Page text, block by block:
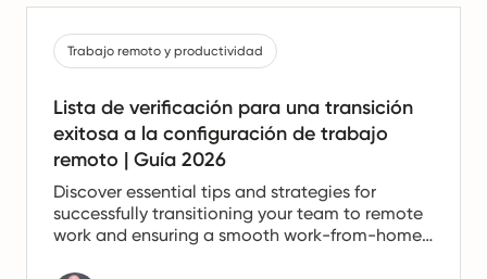
Trabajo remoto y productividad
Lista de verificación para una transición
exitosa a la configuración de trabajo
remoto | Guía 2026
Discover essential tips and strategies for
successfully transitioning your team to remote
work and ensuring a smooth work-from-home